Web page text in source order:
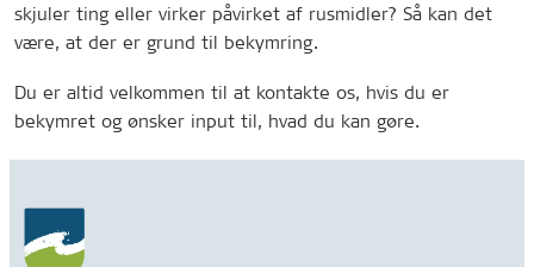
skjuler ting eller virker påvirket af rusmidler? Så kan det
være, at der er grund til bekymring.
Du er altid velkommen til at kontakte os, hvis du er
bekymret og ønsker input til, hvad du kan gøre.